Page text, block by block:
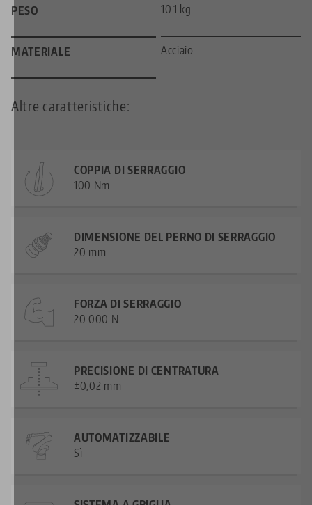
PESO 10.1 kg
MATERIALE Acciaio
Altre caratteristiche:
COPPIA DI SERRAGGIO
100 Nm
DIMENSIONE DEL PERNO DI SERRAGGIO
20 mm
FORZA DI SERRAGGIO
20.000 N
PRECISIONE DI CENTRATURA
±0,02 mm
AUTOMATIZZABILE
Sì